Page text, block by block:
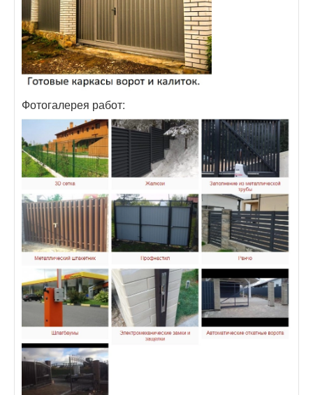
Фотогалерея работ: